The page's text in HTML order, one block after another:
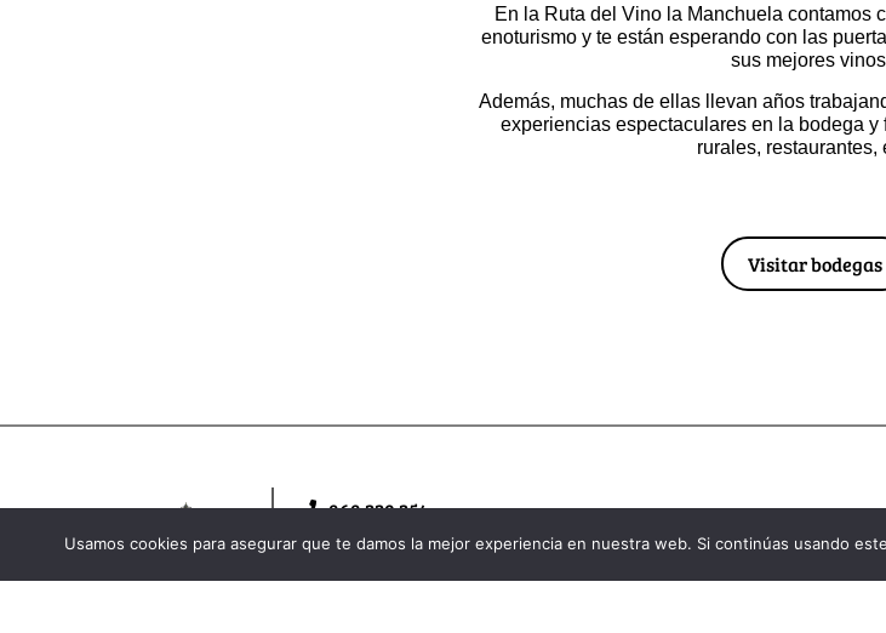
En la Ruta del Vino la Manchuela contamos
enoturismo y te están esperando con las
sus mejores
Además, muchas de ellas llevan años
experiencias espectaculares en la bodega
rurales, restaurantes,
Visitar bodegas
969 330 354
info@ayuntamientoalarcon.es
Usamos cookies para asegurar que te damos la mejor experiencia en nuestra web. Si continúas usando